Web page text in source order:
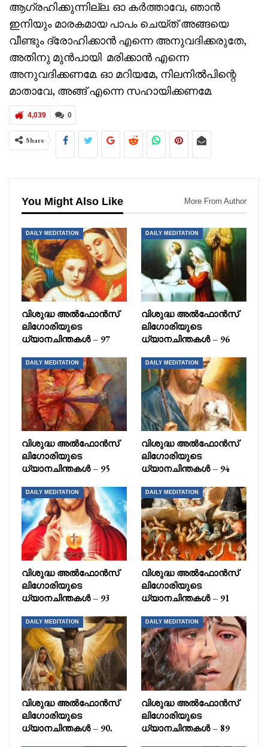
ആഗ്രഹിക്കുന്നില്ല. ഓ കർത്താവേ, ഞാൻ
ഇനിയും മാരകമായ പാപം ചെയ്ത് അങ്ങയെ
വീണ്ടും ദ്രോഹിക്കാൻ എന്നെ അനുവദിക്കരുതേ,
അതിനു മുൻപായി മരിക്കാൻ എന്നെ
അനുവദിക്കണമേ. ഓ മറിയമേ, നിലനിൽപിന്റെ
മാതാവേ, അങ്ങ് എന്നെ സഹായിക്കണമേ.
0
4,039
Share
You Might Also Like More From Author
DAILY MEDITATION
വിശുദ്ധ അൽഫോൻസ്
ലിഗോരിയുടെ
ധ്യാനചിന്തകൾ – 97
DAILY MEDITATION
വിശുദ്ധ അൽഫോൻസ്
ലിഗോരിയുടെ
ധ്യാനചിന്തകൾ – 96
DAILY MEDITATION
വിശുദ്ധ അൽഫോൻസ്
ലിഗോരിയുടെ
ധ്യാനചിന്തകൾ – 95
DAILY MEDITATION
വിശുദ്ധ അൽഫോൻസ്
ലിഗോരിയുടെ
ധ്യാനചിന്തകൾ – 94
DAILY MEDITATION
വിശുദ്ധ അൽഫോൻസ്
ലിഗോരിയുടെ
ധ്യാനചിന്തകൾ – 93
DAILY MEDITATION
വിശുദ്ധ അൽഫോൻസ്
ലിഗോരിയുടെ
ധ്യാനചിന്തകൾ – 91
DAILY MEDITATION
വിശുദ്ധ അൽഫോൻസ്
ലിഗോരിയുടെ
ധ്യാനചിന്തകൾ – 90.
DAILY MEDITATION
വിശുദ്ധ അൽഫോൻസ്
ലിഗോരിയുടെ
ധ്യാനചിന്തകൾ – 89